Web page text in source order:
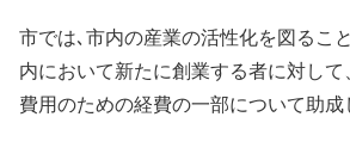
市では､市内の産業の活性化を図るこ
内において新たに創業する者に対し
費用のための経費の一部について助成